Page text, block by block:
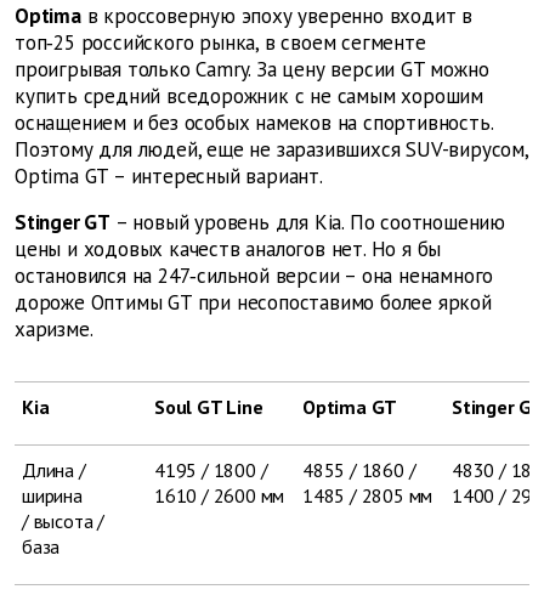
Optimaв кроссоверную эпоху уверенно входит в
топ‑25 российского рынка, в своем сегменте
проигрывая только Camry. За цену версии GT можно
купить средний вседорожник с не самым хорошим
оснащением и без особых намеков на спортивность.
Поэтому для людей, еще не заразившихся SUV-вирусом,
Optima GT – интересный вариант.
Stinger GT – новый уровень для Kia. По соотношению
цены и ходовых качеств аналогов нет. Но я бы
остановился на 247‑сильной версии – она ненамного
дороже Оптимы GT при несопоставимо более яркой
харизме.
Kia Soul GT Line Optima GT Stinger GT
Длина /
ширина
/ высота /
база
4195 / 1800 /
1610 / 2600 мм
4855 / 1860 /
1485 / 2805 мм
4830 /
1400 /